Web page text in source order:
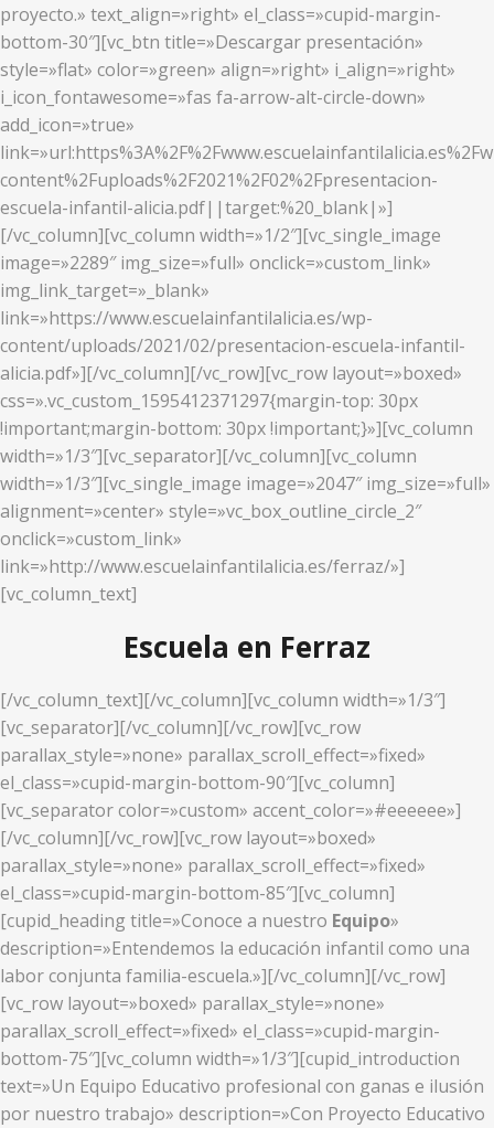
proyecto.» text_align=»right» el_class=»cupid-margin-
bottom-30″][vc_btn title=»Descargar presentación»
style=»flat» color=»green» align=»right» i_align=»right»
i_icon_fontawesome=»fas fa-arrow-alt-circle-down»
add_icon=»true»
content%2Fuploads%2F2021%2F02%2Fpresentacion-
escuela-infantil-alicia.pdf||target:%20_blank|»]
[/vc_column][vc_column width=»1/2″][vc_single_image
image=»2289″ img_size=»full» onclick=»custom_link»
img_link_target=»_blank»
link=»https://www.escuelainfantilalicia.es/wp-
content/uploads/2021/02/presentacion-escuela-infantil-
alicia.pdf»][/vc_column][/vc_row][vc_row layout=»boxed»
css=».vc_custom_1595412371297{margin-top: 30px
!important;margin-bottom: 30px !important;}»][vc_column
width=»1/3″][vc_separator][/vc_column][vc_column
width=»1/3″][vc_single_image image=»2047″ img_size=»full»
alignment=»center» style=»vc_box_outline_circle_2″
onclick=»custom_link»
link=»http://www.escuelainfantilalicia.es/ferraz/»]
[vc_column_text]
Escuela en Ferraz
[/vc_column_text][/vc_column][vc_column width=»1/3″]
[vc_separator][/vc_column][/vc_row][vc_row
parallax_style=»none» parallax_scroll_effect=»fixed»
el_class=»cupid-margin-bottom-90″][vc_column]
[vc_separator color=»custom» accent_color=»#eeeeee»]
[/vc_column][/vc_row][vc_row layout=»boxed»
parallax_style=»none» parallax_scroll_effect=»fixed»
el_class=»cupid-margin-bottom-85″][vc_column]
[cupid_heading title=»Conoce a nuestro Equipo»
description=»Entendemos la educación infantil como una
labor conjunta familia-escuela.»][/vc_column][/vc_row]
[vc_row layout=»boxed» parallax_style=»none»
parallax_scroll_effect=»fixed» el_class=»cupid-margin-
bottom-75″][vc_column width=»1/3″][cupid_introduction
text=»Un Equipo Educativo profesional con ganas e ilusión
por nuestro trabajo» description=»Con Proyecto Educativo